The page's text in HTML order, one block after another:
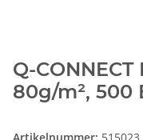
Q-
80g/m², 500